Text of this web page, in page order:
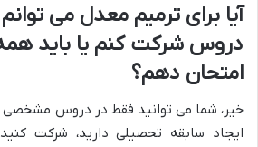
آیا برای ترمیم معدل می
دروس شرکت کنم یا باید
امتحان دهم؟
خیر، شما می توانید فقط در دروس مشخصی
ایجاد سابقه تحصیلی دارید، شرکت